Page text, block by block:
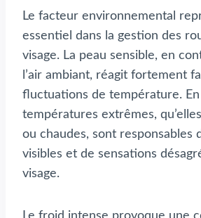
Le facteur environnemental
essentiel dans la gestion des
visage. La peau sensible, en
l’air ambiant, réagit fortement
fluctuations de température.
températures extrêmes,
ou chaudes, sont responsables
visibles et de sensations
visage.